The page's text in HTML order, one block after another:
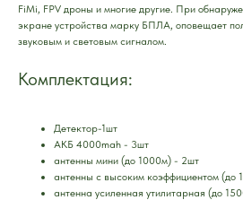
FiМi, FРV дроны и многие другие. При
экране устройства марку БПЛА, оповещает
звуковым и световым сигналом.
Комплектация:
Детектор-1шт
АКБ 4000mah - 3шт
антенны мини (до 1000м) - 2шт
антенны с высоким коэффициентом (до
антенна усиленная утилитарная (до